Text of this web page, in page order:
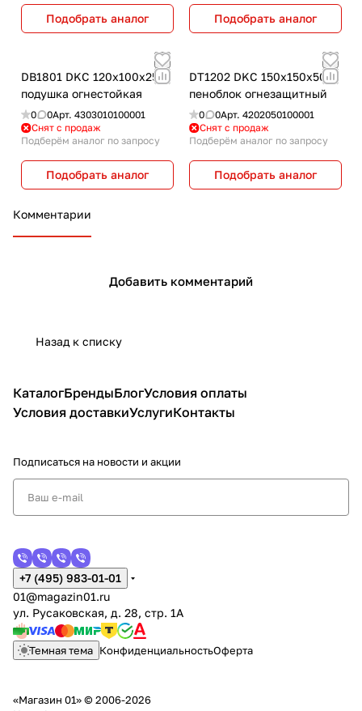
Подобрать аналог Подобрать аналог
DB1801 DKC 120х100х25
подушка огнестойкая
0 0Арт. 4303010100001
Снят с продаж
Подберём аналог по запросу
Подобрать аналог
DT1202 DKC 150х150х50
пеноблок огнезащитный
0 0Арт. 4202050100001
Снят с продаж
Подберём аналог по запросу
Подобрать аналог
Комментарии
Добавить комментарий
Назад к списку
КаталогБрендыБлогУсловия оплаты
Условия доставкиУслугиКонтакты
Подписаться на новости и акции
+7 (495) 983-01-01
01@magazin01.ru
ул. Русаковская, д. 28, стр. 1А
Темная тема КонфиденциальностьОферта
«Магазин 01» © 2006-2026